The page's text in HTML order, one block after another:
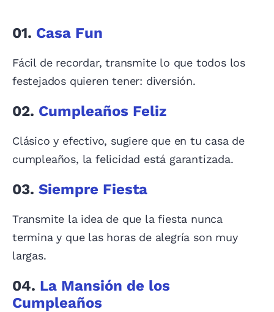
01. Casa Fun
Fácil de recordar, transmite lo que todos los
festejados quieren tener: diversión.
02. Cumpleaños Feliz
Clásico y efectivo, sugiere que en tu casa de
cumpleaños, la felicidad está garantizada.
03. Siempre Fiesta
Transmite la idea de que la fiesta nunca
termina y que las horas de alegría son muy
largas.
04. La Mansión de los
Cumpleaños